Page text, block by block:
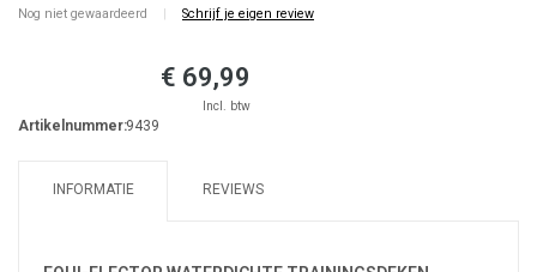
Nog niet gewaardeerd Schrijf je eigen review
€ 69,99
Incl. btw
Artikelnummer:9439
INFORMATIE REVIEWS